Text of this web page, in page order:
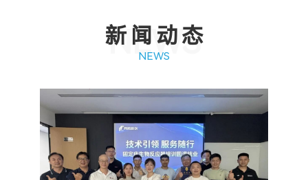
新闻动态
NEWS
NEWS